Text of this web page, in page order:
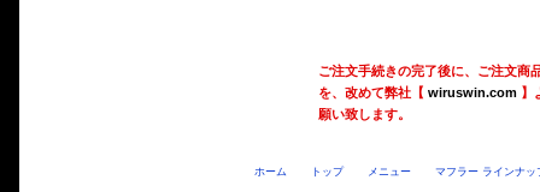
ご注文手続きの完了後に、ご注文商
を、改めて弊社【 wiruswin.com】
願い致します。
ホーム トップ メニュー マフラー ラインナッ